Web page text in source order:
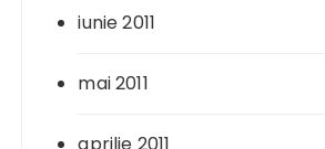
iunie 2011
mai 2011